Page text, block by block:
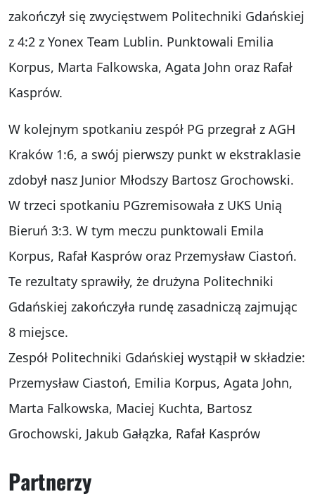
zakończył się zwycięstwem Politechniki Gdańskiej
z 4:2 z Yonex Team Lublin. Punktowali Emilia
Korpus, Marta Falkowska, Agata John oraz Rafał
Kasprów.
W kolejnym spotkaniu zespół PG przegrał z AGH
Kraków 1:6, a swój pierwszy punkt w ekstraklasie
zdobył nasz Junior Młodszy Bartosz Grochowski.
W trzeci spotkaniu PGzremisowała z UKS Unią
Bieruń 3:3. W tym meczu punktowali Emila
Korpus, Rafał Kasprów oraz Przemysław Ciastoń.
Te rezultaty sprawiły, że drużyna Politechniki
Gdańskiej zakończyła rundę zasadniczą zajmując
8 miejsce.
Zespół Politechniki Gdańskiej wystąpił w składzie:
Przemysław Ciastoń, Emilia Korpus, Agata John,
Marta Falkowska, Maciej Kuchta, Bartosz
Grochowski, Jakub Gałązka, Rafał Kasprów
Partnerzy